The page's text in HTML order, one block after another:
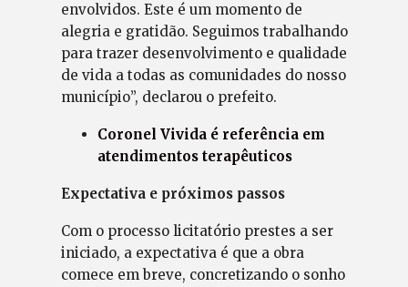
envolvidos. Este é um momento de
alegria e gratidão. Seguimos trabalhando
para trazer desenvolvimento e qualidade
de vida a todas as comunidades do nosso
município”, declarou o prefeito.
Coronel Vivida é referência em
atendimentos terapêuticos
Expectativa e próximos passos
Com o processo licitatório prestes a ser
iniciado, a expectativa é que a obra
comece em breve, concretizando o sonho